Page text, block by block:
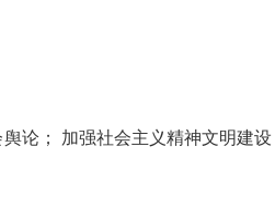
论； 加强社会主义精神文明建设